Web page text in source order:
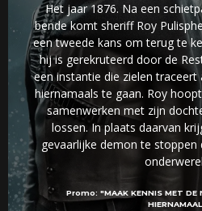
Het jaar 1876. Na een
bende komt sheriff Roy
een tweede kans om terug te
hij is gerekruteerd door de
een instantie die zielen
hiernamaals te gaan. Roy
samenwerken met zijn
lossen. In plaats daarvan
gevaarlijke demon te stoppen
Promo: "MAAK KENNIS MET DE